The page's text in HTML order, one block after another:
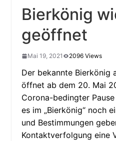
Bierkönig
geöffnet
Mai 19, 2021 2096 Views
Der bekannte Bierkönig
öffnet ab dem 20. Mai
Corona-bedingter
es im „Bierkönig“ noch
und Bestimmungen
Kontaktverfolgung eine